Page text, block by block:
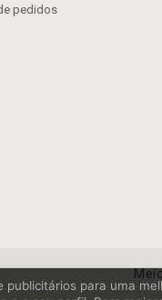
pedidos
publicitários para uma